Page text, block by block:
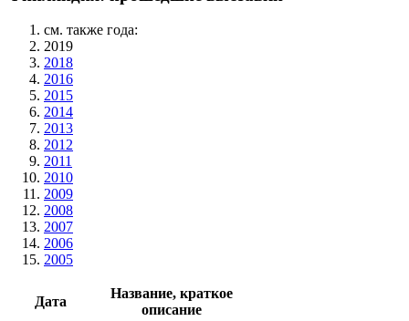
см. также года:
2019
2018
2016
2015
2014
2013
2012
2011
2010
2009
2008
2007
2006
2005
Дата
Название, краткое
описание